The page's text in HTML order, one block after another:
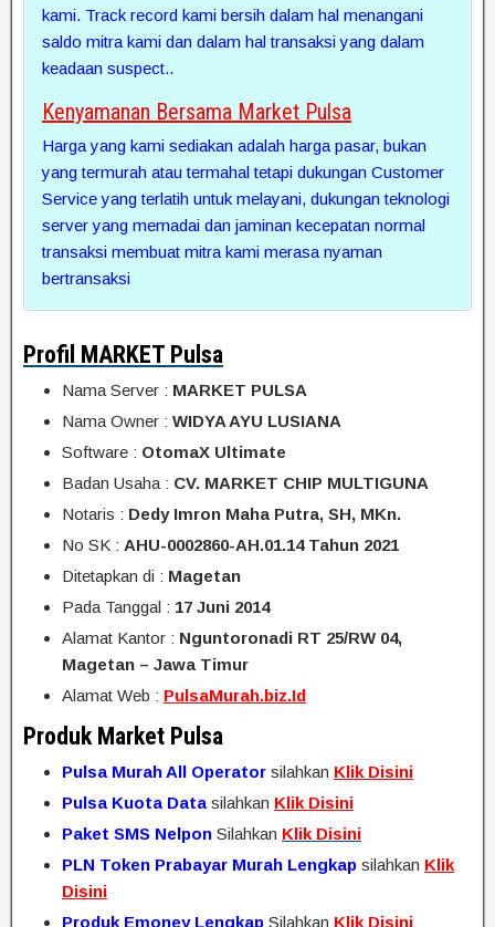
kami. Track record kami bersih dalam hal menangani
saldo mitra kami dan dalam hal transaksi yang dalam
keadaan suspect..
Kenyamanan Bersama Market Pulsa
Harga yang kami sediakan adalah harga pasar, bukan
yang termurah atau termahal tetapi dukungan Customer
Service yang terlatih untuk melayani, dukungan teknologi
server yang memadai dan jaminan kecepatan normal
transaksi membuat mitra kami merasa nyaman
bertransaksi
Profil MARKET Pulsa
Nama Server : MARKET PULSA
Nama Owner : WIDYA AYU LUSIANA
Software : OtomaX Ultimate
Badan Usaha : CV. MARKET CHIP MULTIGUNA
Notaris : Dedy Imron Maha Putra, SH, MKn.
No SK : AHU-0002860-AH.01.14 Tahun 2021
Ditetapkan di : Magetan
Pada Tanggal : 17 Juni 2014
Alamat Kantor : Nguntoronadi RT 25/RW 04,
Magetan – Jawa Timur
Alamat Web : PulsaMurah.biz.Id
Produk Market Pulsa
Pulsa Murah All Operator silahkan Klik Disini
Pulsa Kuota Data silahkan Klik Disini
Paket SMS Nelpon Silahkan Klik Disini
PLN Token Prabayar Murah Lengkap silahkan Klik
Disini
Produk Emoney Lengkap Silahkan Klik Disini